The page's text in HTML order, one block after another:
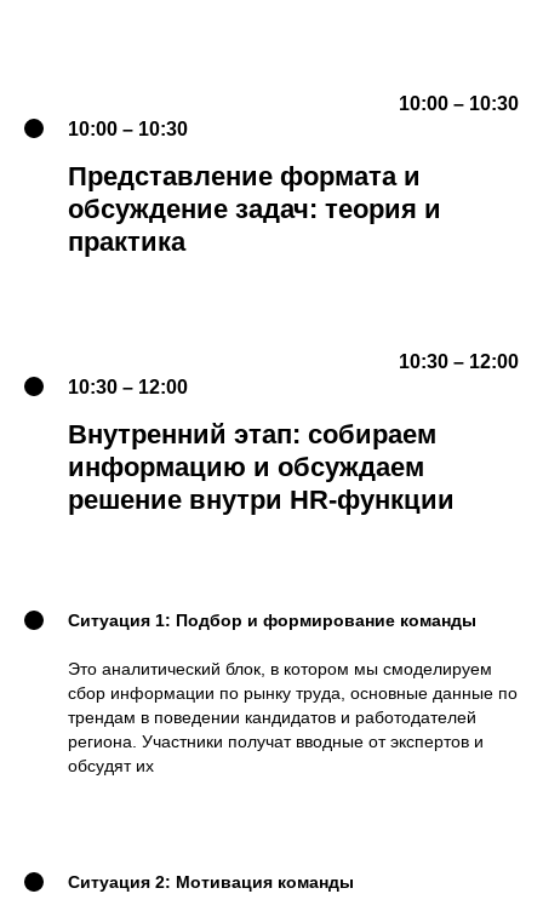
10:00 – 10:30
10:00 – 10:30
Представление формата и
обсуждение задач: теория и
практика
10:30 – 12:00
10:30 – 12:00
Внутренний этап: собираем
информацию и обсуждаем
решение внутри HR-функции
Ситуация 1: Подбор и формирование команды
Это аналитический блок, в котором мы смоделируем
сбор информации по рынку труда, основные данные по
трендам в поведении кандидатов и работодателей
региона. Участники получат вводные от экспертов и
обсудят их
Ситуация 2: Мотивация команды